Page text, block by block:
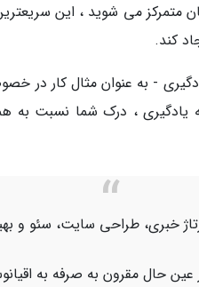
می شوید ، این
کند.
- به عنوان مثال کار در
، درک شما نسبت به
خبری، طراحی سایت، سئو و
حال مقرون به صرفه به